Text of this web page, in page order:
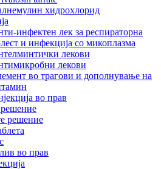
хидрохлорид
инфектен лек за респираторна
и инфекција со микоплазма
лекови
лекови
во трагови и дополнување на
во прав
решение
во прав